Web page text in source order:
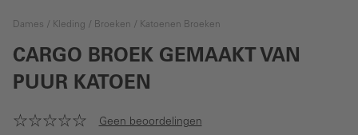
Dames Kleding Broeken Katoenen Broeken
CARGO BROEK GEMAAKT VAN
PUUR KATOEN
Geen beoordelingen